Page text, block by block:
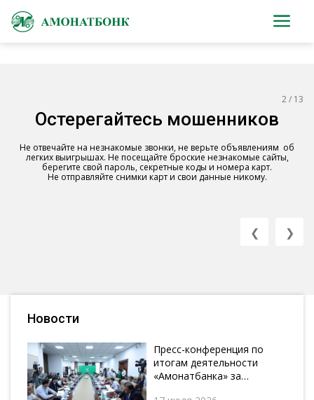
3 / 13
У вас есть вопросы о банковских
услугах или вы хотите получить
консультацию?
❮ ❯
Новости
Пресс-конференция по
итогам деятельности
«Амонатбанка» за